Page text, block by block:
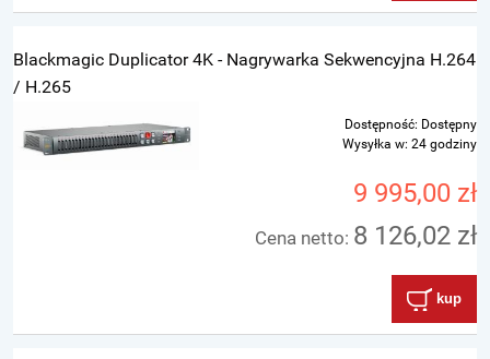
Blackmagic Duplicator 4K - Nagrywarka Sekwencyjna H.264
/ H.265
Dostępność: Dostępny
Wysyłka w: 24 godziny
9 995,00 zł
Cena netto: 8 126,02 zł
kup